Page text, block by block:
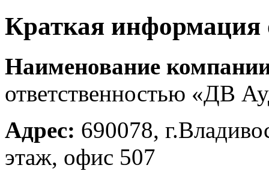
Краткая информация
Наименование
ответственностью «ДВ
Адрес: 690078,
этаж, офис 507